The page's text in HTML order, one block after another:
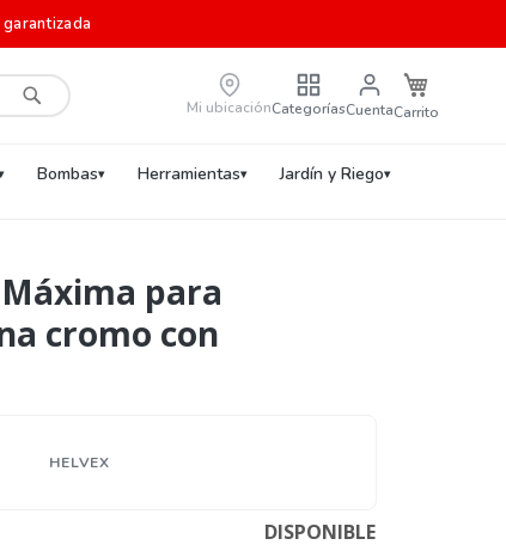
Carrito de
Mi ubicaciónCategoríasCuenta
Bombas Herramientas Jardín y Riego
para
cromo con
HELVEX
DISPONIBLE